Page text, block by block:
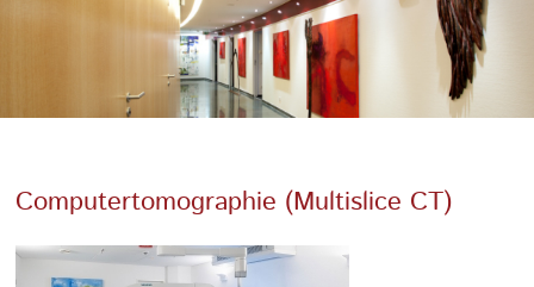
Computertomographie (Multislice CT)